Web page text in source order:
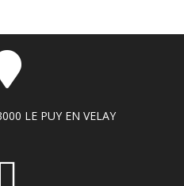
LE PUY EN VELAY